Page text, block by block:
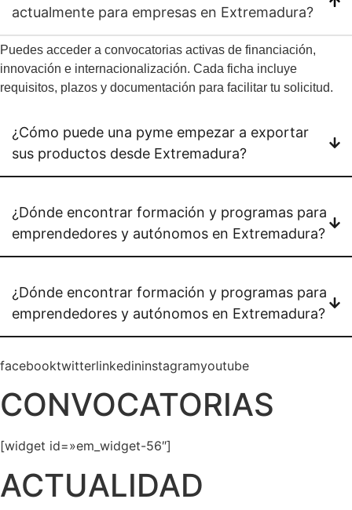
actualmente para empresas en Extremadura?
Puedes acceder a convocatorias activas de financiación,
innovación e internacionalización. Cada ficha incluye
requisitos, plazos y documentación para facilitar tu solicitud.
¿Cómo puede una pyme empezar a exportar
sus productos desde Extremadura?
¿Dónde encontrar formación y programas para
emprendedores y autónomos en Extremadura?
¿Dónde encontrar formación y programas para
emprendedores y autónomos en Extremadura?
facebooktwitterlinkedininstagramyoutube
CONVOCATORIAS
[widget id=»em_widget-56″]
ACTUALIDAD